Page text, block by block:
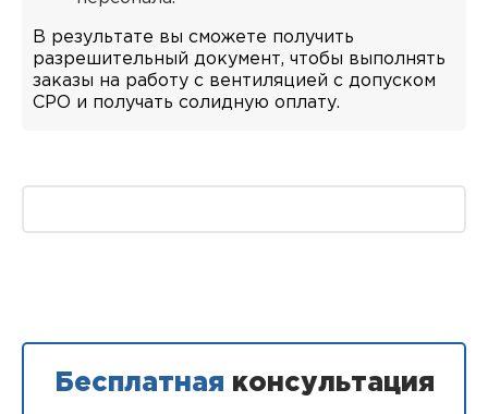
В результате вы сможете получить
разрешительный документ, чтобы выполнять
заказы на работу с вентиляцией с допуском
СРО и получать солидную оплату.
Бесплатная консультация